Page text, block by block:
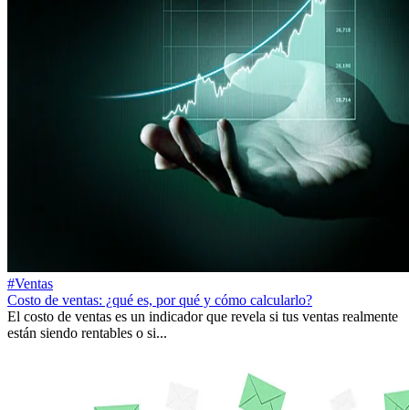
#Ventas
Costo de ventas: ¿qué es, por qué y cómo calcularlo?
El costo de ventas es un indicador que revela si tus ventas realmente
están siendo rentables o si...